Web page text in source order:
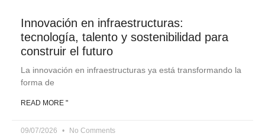
Innovación en infraestructuras:
tecnología, talento y sostenibilidad para
construir el futuro
La innovación en infraestructuras ya está transformando la
forma de
READ MORE "
09/07/2026 No Comments